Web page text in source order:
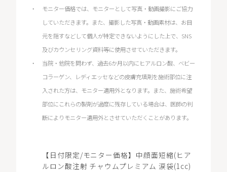
モニター価格では、モニターとして写真・動画撮影にご協力
していただきます。また、撮影した写真・動画素材は、お目
元を隠すなどして個人が特定できないようにした上で、SNS
及びカウンセリング資料等に使用させていただきます。
当院・他院を問わず、過去6か月以内にヒアルロン酸、ベビー
コラーゲン、レディエッセなどの皮膚充填剤を施術部位に注
入された方は、モニター適用外となります。また、施術希望
部位にこれらの製剤が過度に残存している場合は、医師の判
断によりモニター適用外とさせていただくことがあります。
【日付限定/モニター価格】中顔面短縮(ヒア
ルロン酸注射 チャウムプレミアム 涙袋(1cc)